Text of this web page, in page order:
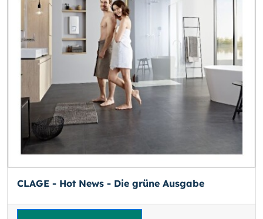
CLAGE - Hot News - Die grüne Ausgabe